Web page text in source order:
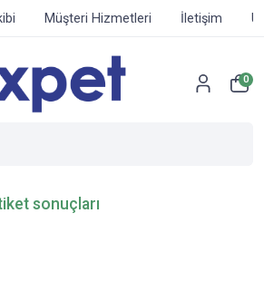
Müşteri Hizmetleri İletişim
0
sonuçları